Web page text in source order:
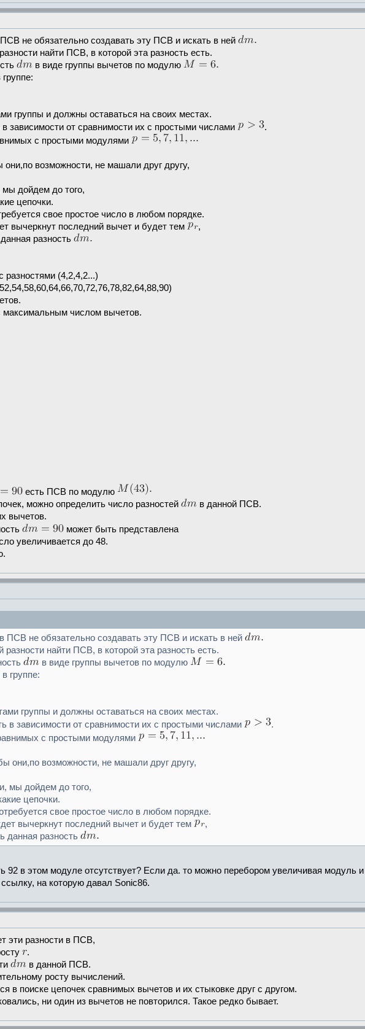
не обязательно создавать эту ПСВ и искать в ней
найти ПСВ, в которой эта разность есть.
в виде группы вычетов по модулю
группы и должны оставаться на своих местах.
от сравнимости их с простыми числами
.
с простыми модулями
возможности, не машали друг другу,
мы дойдем до того,
цепочки.
свое простое число в любом порядке.
вычеркнут последний вычет и будет тем
,
разность
разностями (4,2,4,2...)
числом вычетов.
есть ПСВ по модулю
можно определить число разностей
в данной ПСВ.
вычетов.
может быть представлена
увеличивается до 48.
в ПСВ не обязательно создавать эту ПСВ и искать в ней
найти ПСВ, в которой эта разность есть.
в виде группы вычетов по модулю
группе:
группы и должны оставаться на своих местах.
зависимости от сравнимости их с простыми числами
.
с простыми модулями
они,по возможности, не машали друг другу,
мы дойдем до того,
цепочки.
свое простое число в любом порядке.
вычеркнут последний вычет и будет тем
,
данная разность
92 в этом модуле отсутствует? Если да. то можно перебором увеличивая модуль
на которую давал Sonic86.
эти разности в ПСВ,
.
в данной ПСВ.
росту вычислений.
в поиске цепочек сравнимых вычетов и их стыковке друг с другом.
ни один из вычетов не повторился. Такое редко бывает.